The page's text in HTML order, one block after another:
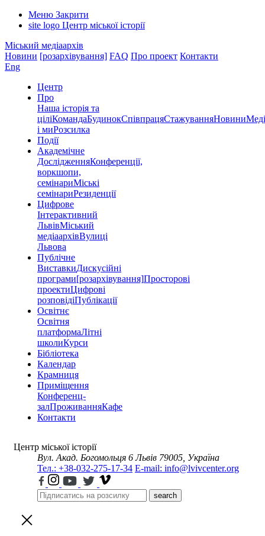
Меню Закрити
site logo Центр міської історії
Міський медіаархів
Новини [розархівування] FAQ Про проект Контакти
Eng
Центр
Про
Наша історія та
ціліКомандаБудинокСпівпрацяСтажуванняНовини
і миРозсилка
Події
Академічне
ДослідженняКонференції,
воркшопи,
семінариМіські
семінариРезиденції
Цифрове
Інтерактивний
ЛьвівМіський
медіаархівВулиці
Львова
Публічне
ВиставкиДискусійні
програми[розархівування]Просторові
проектиЦифрові
розповідіПублікації
Освітнє
Освітня
платформаЛітні
школиКурси
Бібліотека
Календар
Крамниця
Приміщення
Конференц-
залПроживанняКафе
Контакти
Центр міської історії
Вул. Акад. Богомольця 6 Львів 79005, Україна
Тел.: +38-032-275-17-34 E-mail: info@lvivcenter.org
search